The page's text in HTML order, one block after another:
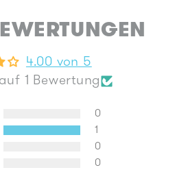
4.00 von 5
1 Bewertung
0
1
0
0